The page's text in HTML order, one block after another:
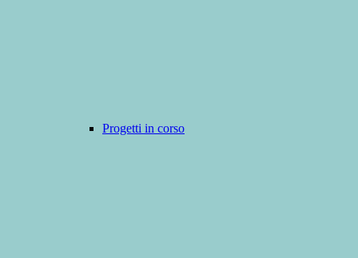
Progetti in corso